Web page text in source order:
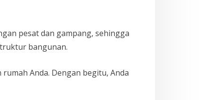
pesat dan gampang, sehingga
bangunan.
Anda. Dengan begitu, Anda